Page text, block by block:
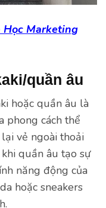
Học Marketing
quần âu
hoặc quần âu là
phong cách thể
vẻ ngoài thoải
quần âu tạo sự
năng động của
hoặc sneakers